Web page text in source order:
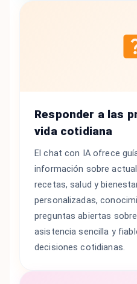
Responder a las
vida cotidiana
El chat con IA ofrece
información sobre
recetas, salud y
personalizadas,
preguntas abiertas
asistencia sencilla y
decisiones cotidianas.